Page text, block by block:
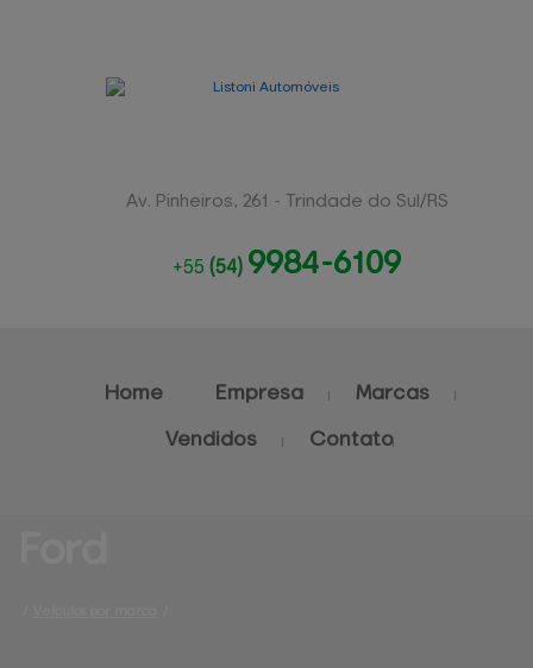
Av. Pinheiros, 261 - Trindade do Sul/RS
+55 (54) 9984-6109
Home Empresa Marcas
Vendidos Contato